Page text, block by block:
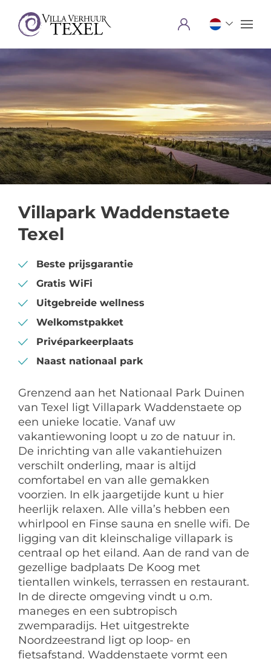
Menu
Villapark Waddenstaete
Texel
Grenzend aan het Nationaal Park Duinen
van Texel ligt Villapark Waddenstaete op
een unieke locatie. Vanaf uw
vakantiewoning loopt u zo de natuur in.
De inrichting van alle vakantiehuizen
verschilt onderling, maar is altijd
comfortabel en van alle gemakken
voorzien. In elk jaargetijde kunt u hier
heerlijk relaxen. Alle villa’s hebben een
whirlpool en Finse sauna en snelle wifi. De
ligging van dit kleinschalige villapark is
centraal op het eiland. Aan de rand van de
gezellige badplaats De Koog met
tientallen winkels, terrassen en restaurant.
In de directe omgeving vindt u o.m.
maneges en een subtropisch
zwemparadijs. Het uitgestrekte
Noordzeestrand ligt op loop- en
fietsafstand. Waddenstaete vormt een
Beste prijsgarantie
Gratis WiFi
Uitgebreide wellness
Welkomstpakket
Privéparkeerplaats
Naast nationaal park